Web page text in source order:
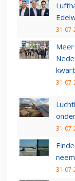
31-07-
31-07-
31-
31-07-